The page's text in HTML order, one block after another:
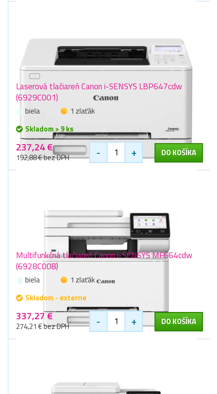
Laserová tlačiareň Canon i-SENSYS LBP647cdw
(6929C001)
biela
1 zlaťák
Skladom > 9 ks
237,24 €
192,88 € bez DPH - + DO KOŠÍKA
Multifunkčná tlačiareň Canon i-SENSYS MF664cdw
(6928C008)
biela
1 zlaťák
Skladom - externe
337,27 €
274,21 € bez DPH - + DO KOŠÍKA